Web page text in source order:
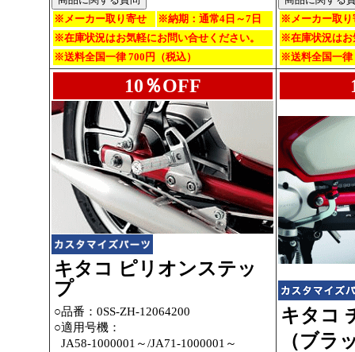
※メーカー取り寄せ
※納期：通常4日～7日
※在庫状況はお気軽にお問い合せください。
※送料全国一律 700円（税込）
※メーカー取り
※在庫状況はお
※送料全国一律
10％OFF
キタコ ピリオンステッ
プ
○品番：0SS-ZH-12064200
○適用号機：
JA58-1000001～/JA71-1000001～
キタコ
（ブラ